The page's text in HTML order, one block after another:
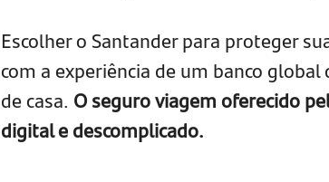
Escolher o Santander para proteger
com a experiência de um banco
de casa. O seguro viagem oferecido
digital e descomplicado.